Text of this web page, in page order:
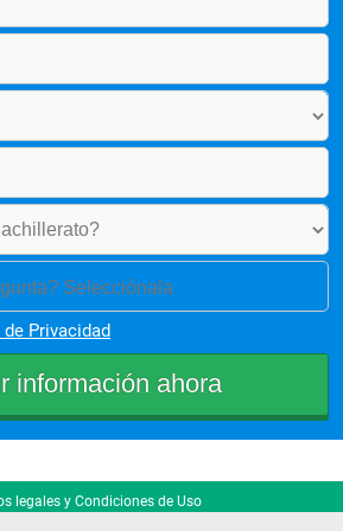
ambiente y desarrollo
movilizan conocimientos, valores,
de carácter militar, científico,
que definen su identidad
que le permiten asumir una
del proceso en el interviene e
Selecciónala
Privacidad
legales y Condiciones de Uso